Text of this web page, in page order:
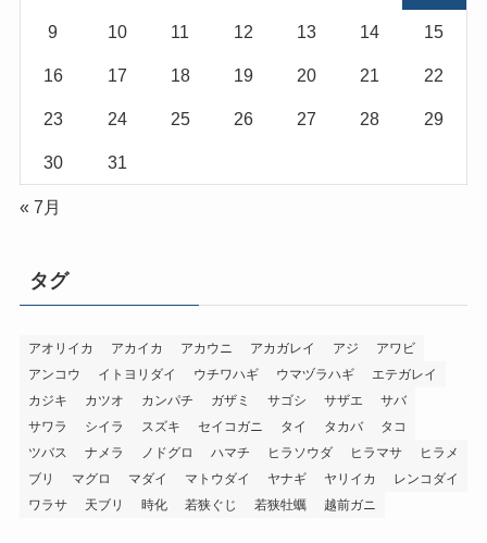
9 10 11 12 13 14 15
16 17 18 19 20 21 22
23 24 25 26 27 28 29
30 31
« 7月
タグ
アオリイカ アカイカ アカウニ アカガレイ アジ
アワビ
アンコウ
イトヨリダイ ウチワハギ ウマヅラハギ
エテガレイ
カジキ
カツオ カンパチ ガザミ サゴシ サザエ
サバ
サワラ
シイラ スズキ セイコガニ タイ タカバ
タコ
ツバス
ナメラ ノドグロ ハマチ ヒラソウダ ヒラマサ
ヒラメ
ブリ
マグロ マダイ マトウダイ ヤナギ ヤリイカ
レンコダイ
ワラサ
天ブリ 時化 若狭ぐじ 若狭牡蠣 越前ガニ